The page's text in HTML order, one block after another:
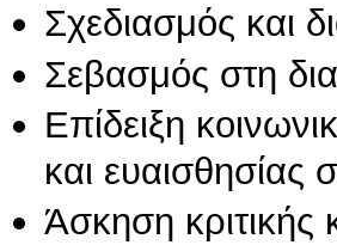
Σχεδιασμός και
Σεβασμός στη
Επίδειξη
και ευαισθησίας
Άσκηση κριτικής